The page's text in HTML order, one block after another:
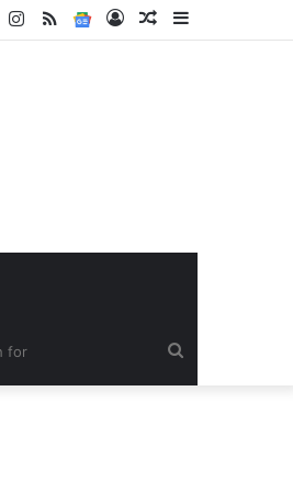
Sidebar
Random
Log
Google
RSS
Instagram